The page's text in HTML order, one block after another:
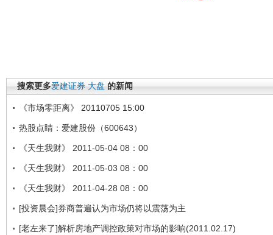
搜索更多爱建证券 大盘 的新闻
《市场零距离》 20110705 15:00
热股点睛：爱建股份（600643）
《天生我财》 2011-05-04 08：00
《天生我财》 2011-05-03 08：00
《天生我财》 2011-04-28 08：00
[投资晨会]券商普遍认为市场仍将以震荡为主
[老左来了]解析房地产调控政策对市场的影响(2011.02.17)